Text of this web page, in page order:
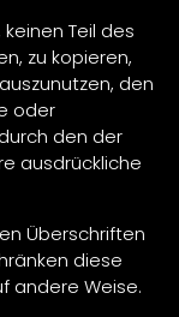
Teil des
zu kopieren,
den
oder
den der
ausdrückliche
Überschriften
diese
andere Weise.